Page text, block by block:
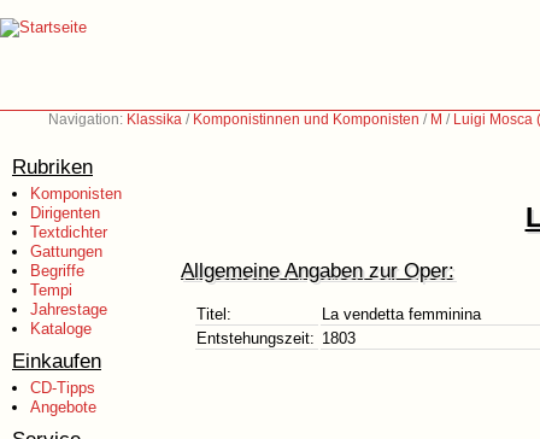
Navigation: Klassika / Komponistinnen und Komponisten / M / Luigi Mosca
Rubriken
Komponisten
Dirigenten
Textdichter
Gattungen
Begriffe
Tempi
Jahrestage
Kataloge
Einkaufen
CD-Tipps
Angebote
Allgemeine Angaben zur Oper:
Titel:
La vendetta femminina
Entstehungszeit: 1803